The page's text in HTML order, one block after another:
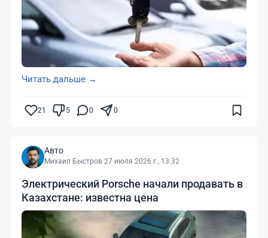
Читать дальше →
21 5 0 0
Авто
Михаил Быстров·27 июля 2026 г., 13:32
Электрический Porsche начали продавать в
Казахстане: известна цена